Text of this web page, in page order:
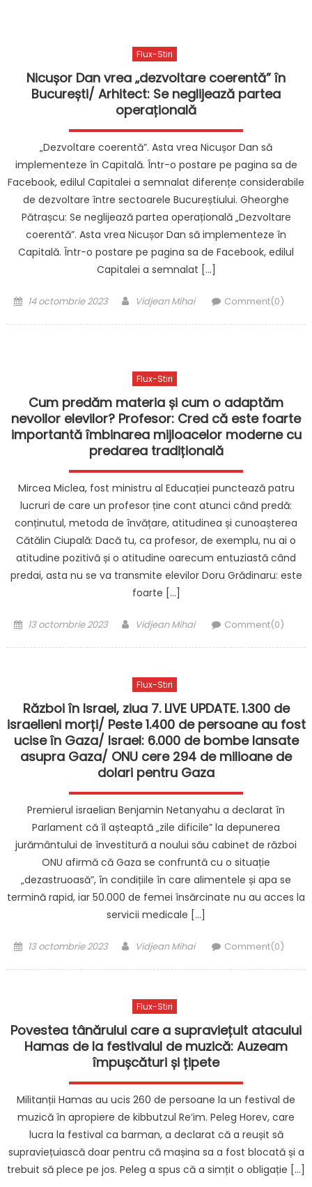
Flux-Stiri
Nicușor Dan vrea „dezvoltare coerentă” în
București/ Arhitect: Se neglijează partea
operațională
„Dezvoltare coerentă”. Asta vrea Nicușor Dan să
implementeze în Capitală. Într-o postare pe pagina sa de
Facebook, edilul Capitalei a semnalat diferențe considerabile
de dezvoltare între sectoarele Bucureștiului. Gheorghe
Pătrașcu: Se neglijează partea operațională „Dezvoltare
coerentă”. Asta vrea Nicușor Dan să implementeze în
Capitală. Într-o postare pe pagina sa de Facebook, edilul
Capitalei a semnalat […]
Posted
14 octombrie 2023 Author
Vidjean Mihai Comment(0)
Flux-Stiri
Cum predăm materia și cum o adaptăm
nevoilor elevilor? Profesor: Cred că este foarte
importantă îmbinarea mijloacelor moderne cu
predarea tradițională
Mircea Miclea, fost ministru al Educației punctează patru
lucruri de care un profesor ține cont atunci când predă:
conținutul, metoda de învățare, atitudinea și cunoașterea
Cătălin Ciupală: Dacă tu, ca profesor, de exemplu, nu ai o
atitudine pozitivă și o atitudine oarecum entuziastă când
predai, asta nu se va transmite elevilor Doru Grădinaru: este
foarte […]
Posted
13 octombrie 2023 Author
Vidjean Mihai Comment(0)
Flux-Stiri
Război în Israel, ziua 7. LIVE UPDATE. 1.300 de
israelieni morți/ Peste 1.400 de persoane au fost
ucise în Gaza/ Israel: 6.000 de bombe lansate
asupra Gaza/ ONU cere 294 de milioane de
dolari pentru Gaza
Premierul israelian Benjamin Netanyahu a declarat în
Parlament că îl așteaptă „zile dificile” la depunerea
jurământului de învestitură a noului său cabinet de război
ONU afirmă că Gaza se confruntă cu o situație
„dezastruoasă”, în condițiile în care alimentele și apa se
termină rapid, iar 50.000 de femei însărcinate nu au acces la
servicii medicale […]
Posted
13 octombrie 2023 Author
Vidjean Mihai Comment(0)
Flux-Stiri
Povestea tânărului care a supraviețuit atacului
Hamas de la festivalul de muzică: Auzeam
împușcături și țipete
Militanții Hamas au ucis 260 de persoane la un festival de
muzică în apropiere de kibbutzul Re’im. Peleg Horev, care
lucra la festival ca barman, a declarat că a reușit să
supraviețuiască doar pentru că mașina sa a fost blocată și a
trebuit să plece pe jos. Peleg a spus că a simțit o obligație […]